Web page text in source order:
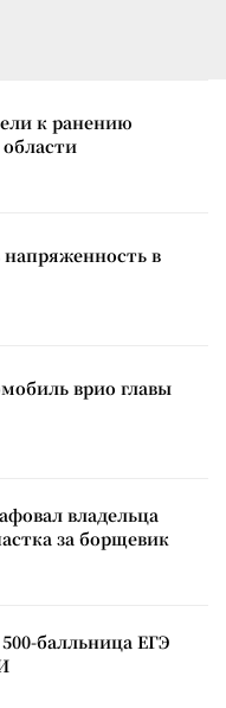
к ранению
напряженность в
врио главы
владельца
за борщевик
балльница ЕГЭ